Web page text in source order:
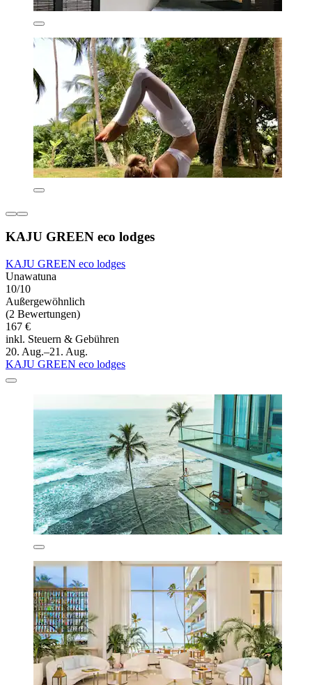
KAJU GREEN eco lodges
KAJU GREEN eco lodges
Unawatuna
10/10
Außergewöhnlich
(2 Bewertungen)
167 €
inkl. Steuern & Gebühren
20. Aug.–21. Aug.
KAJU GREEN eco lodges